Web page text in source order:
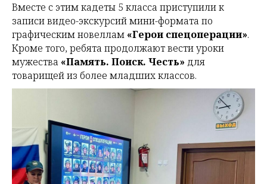
Вместе с этим кадеты 5 класса приступили к
записи видео-экскурсий мини-формата по
графическим новеллам «Герои спецоперации».
Кроме того, ребята продолжают вести уроки
мужества «Память. Поиск. Честь» для
товарищей из более младших классов.